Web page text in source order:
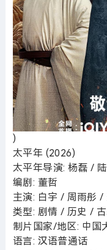
)
太平年 (2026)
太平年导演: 杨磊 /
编剧: 董哲
主演: 白宇 / 周雨彤 /
类型: 剧情 / 历史 /
制片国家/地区: 中国
语言: 汉语普通话